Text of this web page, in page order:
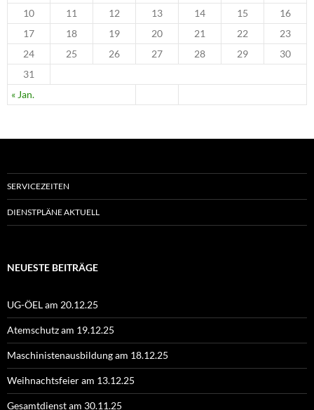
« Jan.
10
11 12 13 14 15
16
17
18 19 20 21 22
23
24
25 26 27 28 29
30
31
SERVICEZEITEN
DIENSTPLÄNE AKTUELL
NEUESTE BEITRÄGE
UG-ÖEL am 20.12.25
Atemschutz am 19.12.25
Maschinistenausbildung am 18.12.25
Weihnachtsfeier am 13.12.25
Gesamtdienst am 30.11.25